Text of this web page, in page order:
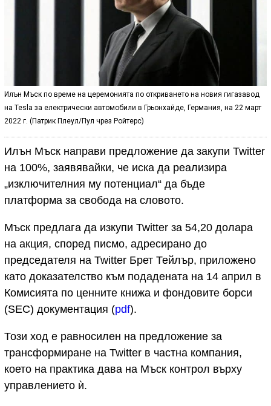
Илън Мъск по време на церемонията по откриването на новия гигазавод
на Tesla за електрически автомобили в Грьонхайде, Германия, на 22 март
2022 г. (Патрик Плеул/Пул чрез Ройтерс)
Илън Мъск направи предложение да закупи Twitter
на 100%, заявявайки, че иска да реализира
„изключителния му потенциал“ да бъде
платформа за свобода на словото.
Мъск предлага да изкупи Twitter за 54,20 долара
на акция, според писмо, адресирано до
председателя на Twitter Брет Тейлър, приложено
като доказателство към подадената на 14 април в
Комисията по ценните книжа и фондовите борси
(SEC) документация (pdf).
Този ход е равносилен на предложение за
трансформиране на Twitter в частна компания,
което на практика дава на Мъск контрол върху
управлението ѝ.